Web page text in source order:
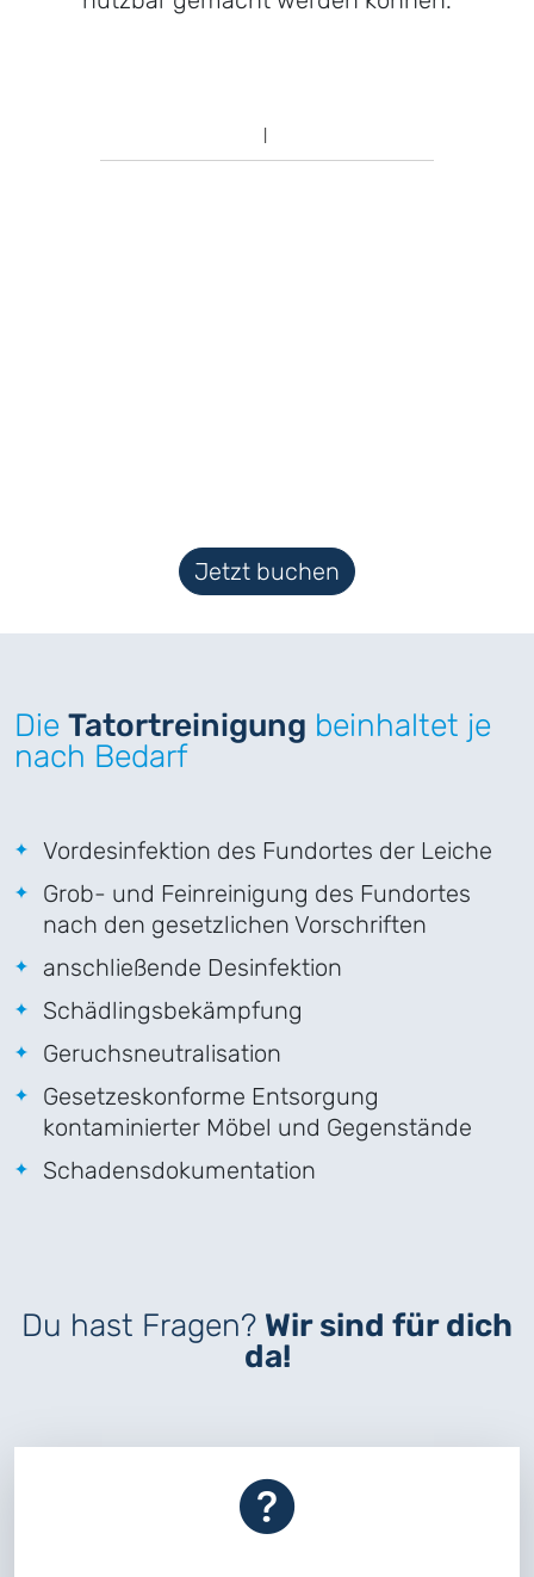
Jetzt buchen
Die Tatortreinigung beinhaltet je
nach Bedarf
Vordesinfektion des Fundortes der Leiche
Grob- und Feinreinigung des Fundortes
nach den gesetzlichen Vorschriften
anschließende Desinfektion
Schädlingsbekämpfung
Geruchsneutralisation
Gesetzeskonforme Entsorgung
kontaminierter Möbel und Gegenstände
Schadensdokumentation
Du hast Fragen? Wir sind für dich
da!